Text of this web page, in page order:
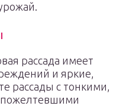
рассада имеет
и яркие,
рассады с тонкими,